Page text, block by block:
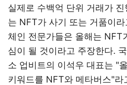
실제로 수백억 단위 거래가
는 NFT가 사기 또는 거품이
체인 전문가들은 올해는 NFT
심이 될 것이라고 주장한다.
소 업비트의 이석우 대표는 "
키워드를 NFT와 메타버스"라